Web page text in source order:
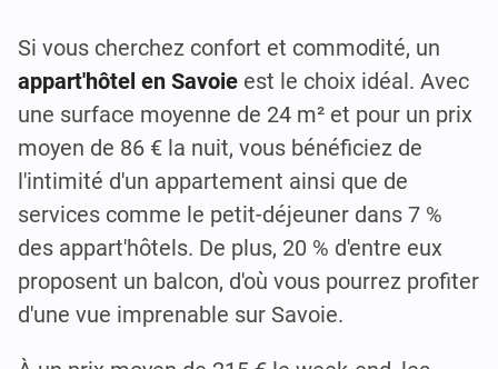
Si vous cherchez confort et commodité, un
appart'hôtel en Savoie est le choix idéal. Avec
une surface moyenne de 24 m² et pour un prix
moyen de 86 € la nuit, vous bénéficiez de
l'intimité d'un appartement ainsi que de
services comme le petit-déjeuner dans 7 %
des appart'hôtels. De plus, 20 % d'entre eux
proposent un balcon, d'où vous pourrez profiter
d'une vue imprenable sur Savoie.